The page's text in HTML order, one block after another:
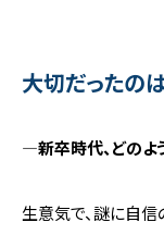
大切だったの
―新卒時代、どのよ
生意気で、謎に自信